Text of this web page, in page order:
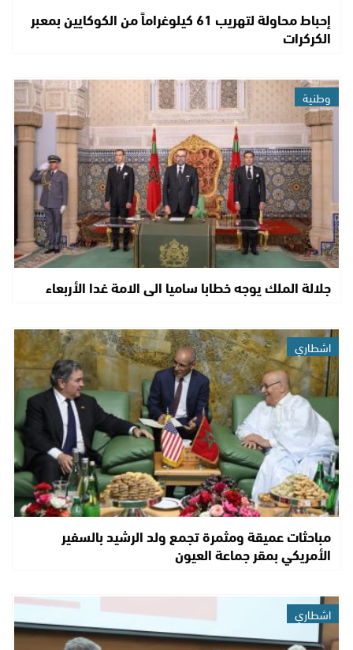
إحباط محاولة لتهريب 61 كيلوغراماً من الكوكايين بمعبر
الكركرات
وطنية
جلالة الملك يوجه خطابا ساميا الى الامة غدا الأربعاء
اشطاري
مباحثات عميقة ومثمرة تجمع ولد الرشيد بالسفير
الأمريكي بمقر جماعة العيون
اشطاري